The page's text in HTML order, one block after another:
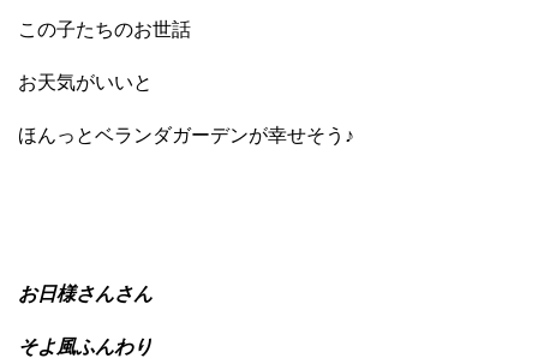
この子たちのお世話
お天気がいいと
ほんっとベランダガーデンが幸せそう♪
お日様さんさん
そよ風ふんわり